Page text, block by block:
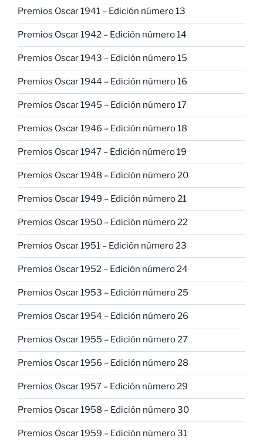
Premios Oscar 1941 – Edición número 13
Premios Oscar 1942 – Edición número 14
Premios Oscar 1943 – Edición número 15
Premios Oscar 1944 – Edición número 16
Premios Oscar 1945 – Edición número 17
Premios Oscar 1946 – Edición número 18
Premios Oscar 1947 – Edición número 19
Premios Oscar 1948 – Edición número 20
Premios Oscar 1949 – Edición número 21
Premios Oscar 1950 – Edición número 22
Premios Oscar 1951 – Edición número 23
Premios Oscar 1952 – Edición número 24
Premios Oscar 1953 – Edición número 25
Premios Oscar 1954 – Edición número 26
Premios Oscar 1955 – Edición número 27
Premios Oscar 1956 – Edición número 28
Premios Oscar 1957 – Edición número 29
Premios Oscar 1958 – Edición número 30
Premios Oscar 1959 – Edición número 31